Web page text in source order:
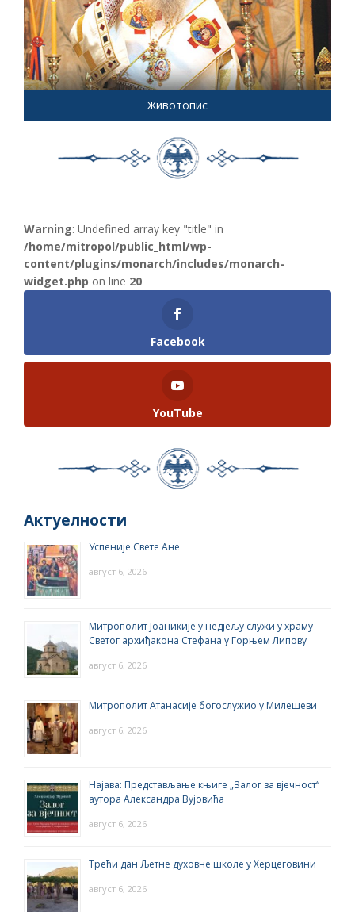
Животопис
Warning: Undefined array key "title" in
/home/mitropol/public_html/wp-
content/plugins/monarch/includes/monarch-
widget.php on line 20
Facebook
YouTube
Актуелности
Успеније Свете Ане
август 6, 2026
Митрополит Јоаникије у недјељу служи у храму
Светог архиђакона Стефана у Горњем Липову
август 6, 2026
Митрополит Атанасије богослужио у Милешеви
август 6, 2026
Најава: Представљање књиге „Залог за вјечност“
аутора Александра Вујовића
август 6, 2026
Трећи дан Љетне духовне школе у Херцеговини
август 6, 2026